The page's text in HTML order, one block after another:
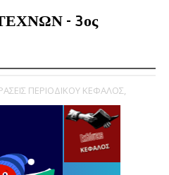
- 3ος
ΠΕΡΙΟΔΙΚΟΥ ΚΕΦΑΛΟΣ,